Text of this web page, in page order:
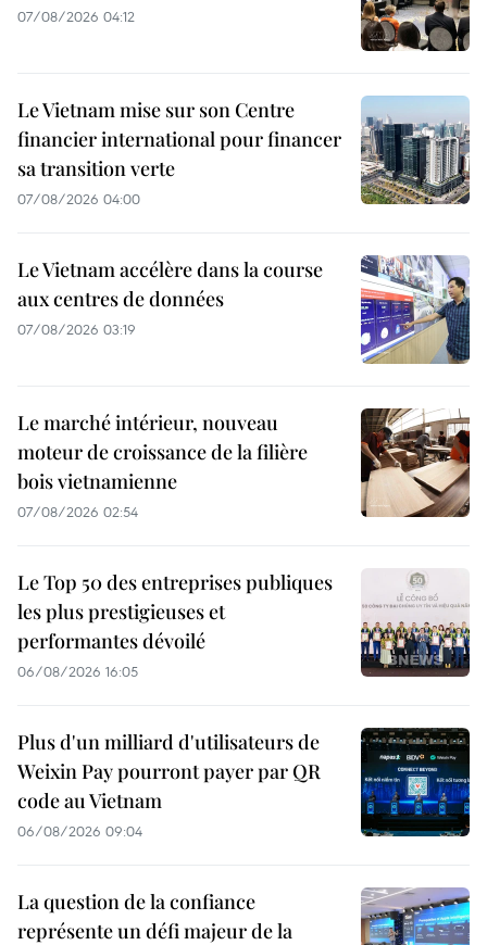
07/08/2026 04:12
Le Vietnam mise sur son Centre
financier international pour financer
sa transition verte
07/08/2026 04:00
Le Vietnam accélère dans la course
aux centres de données
07/08/2026 03:19
Le marché intérieur, nouveau
moteur de croissance de la filière
bois vietnamienne
07/08/2026 02:54
Le Top 50 des entreprises publiques
les plus prestigieuses et
performantes dévoilé
06/08/2026 16:05
Plus d'un milliard d'utilisateurs de
Weixin Pay pourront payer par QR
code au Vietnam
06/08/2026 09:04
La question de la confiance
représente un défi majeur de la